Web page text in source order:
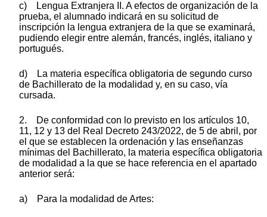
c) Lengua Extranjera II. A efectos de organización de la
prueba, el alumnado indicará en su solicitud de
inscripción la lengua extranjera de la que se examinará,
pudiendo elegir entre alemán, francés, inglés, italiano y
portugués.
d) La materia específica obligatoria de segundo curso
de Bachillerato de la modalidad y, en su caso, vía
cursada.
2. De conformidad con lo previsto en los artículos 10,
11, 12 y 13 del Real Decreto 243/2022, de 5 de abril, por
el que se establecen la ordenación y las enseñanzas
mínimas del Bachillerato, la materia específica obligatoria
de modalidad a la que se hace referencia en el apartado
anterior será:
a) Para la modalidad de Artes: